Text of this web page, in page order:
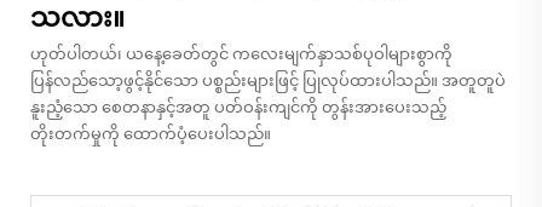
သလား။
ဟုတ်ပါတယ်၊ ယနေ့ခေတ်တွင် ကလေးမျက်နှာသစ်ပုဝါများစွာကို
ပြန်လည်သော့ဖွင့်နိုင်သော ပစ္စည်းများဖြင့် ပြုလုပ်ထားပါသည်။ အတူတူပဲ
နူးညံ့သော စေတနာနှင့်အတူ ပတ်ဝန်းကျင်ကို တွန်းအားပေးသည့်
တိုးတက်မှုကို ထောက်ပံ့ပေးပါသည်။